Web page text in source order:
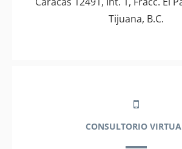
Tijuana, B.C.
CONSULTORIO